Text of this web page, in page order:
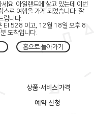
세요. 아일랜드에 살고 있는데 이번
스로 여행을 가게 되었습니다. 잘
립니다.
EI 528 이고, 12월 18일 오후 8
도착입니다.
홈으로 돌아가기
상품·서비스 가격
예약 신청